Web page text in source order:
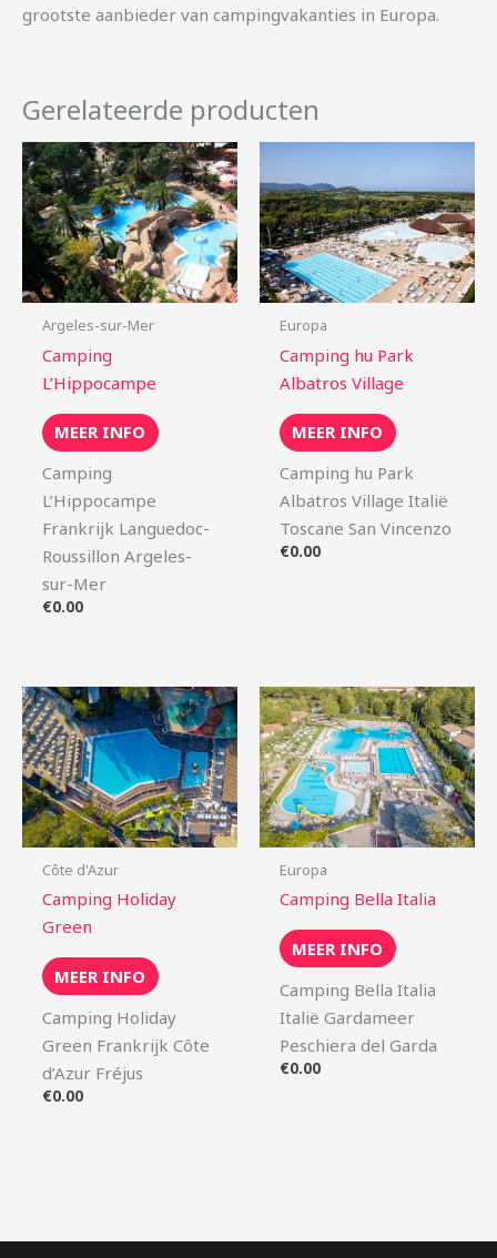
grootste aanbieder van campingvakanties in Europa.
Gerelateerde producten
Argeles-sur-Mer
Camping
L’Hippocampe
MEER INFO
Camping
L’Hippocampe
Frankrijk Languedoc-
Roussillon Argeles-
sur-Mer
€0.00
Europa
Camping hu Park
Albatros Village
MEER INFO
Camping hu Park
Albatros Village Italië
Toscane San Vincenzo
€0.00
Côte d'Azur
Camping Holiday
Green
MEER INFO
Camping Holiday
Green Frankrijk Côte
d’Azur Fréjus
€0.00
Europa
Camping Bella Italia
MEER INFO
Camping Bella Italia
Italië Gardameer
Peschiera del Garda
€0.00